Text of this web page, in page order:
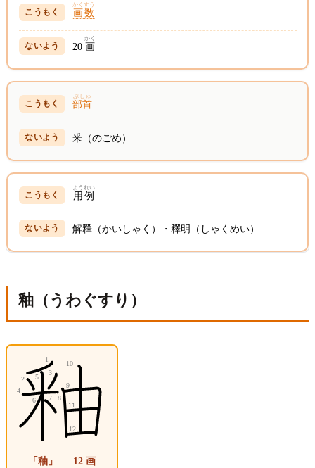
画数
かくすう
20 画
かく
部首
ぶしゅ
釆（のごめ）
用例
ようれい
解釋（かいしゃく）・釋明（しゃくめい）
釉（うわぐすり）
「釉」 — 12 画